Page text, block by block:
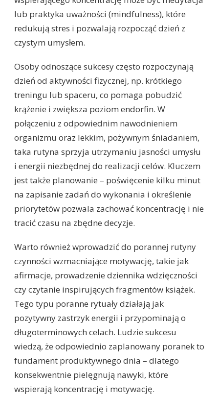
lub praktyka uważności (mindfulness), które
redukują stres i pozwalają rozpocząć dzień z
czystym umysłem.
Osoby odnoszące sukcesy często rozpoczynają
dzień od aktywności fizycznej, np. krótkiego
treningu lub spaceru, co pomaga pobudzić
krążenie i zwiększa poziom endorfin. W
połączeniu z odpowiednim nawodnieniem
organizmu oraz lekkim, pożywnym śniadaniem,
taka rutyna sprzyja utrzymaniu jasności umysłu
i energii niezbędnej do realizacji celów. Kluczem
jest także planowanie – poświęcenie kilku minut
na zapisanie zadań do wykonania i określenie
priorytetów pozwala zachować koncentrację i nie
tracić czasu na zbędne decyzje.
Warto również wprowadzić do porannej rutyny
czynności wzmacniające motywację, takie jak
afirmacje, prowadzenie dziennika wdzięczności
czy czytanie inspirujących fragmentów książek.
Tego typu poranne rytuały działają jak
pozytywny zastrzyk energii i przypominają o
długoterminowych celach. Ludzie sukcesu
wiedzą, że odpowiednio zaplanowany poranek to
fundament produktywnego dnia – dlatego
konsekwentnie pielęgnują nawyki, które
wspierają koncentrację i motywację.